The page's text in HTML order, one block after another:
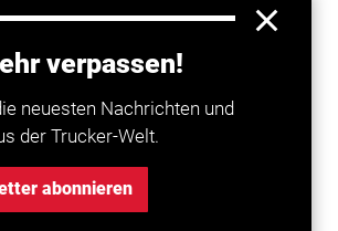
verpassen!
neuesten Nachrichten und
der Trucker-Welt.
abonnieren
Container Handlings zu
Technologie auf zukünftige
hin zu validieren. (tb)